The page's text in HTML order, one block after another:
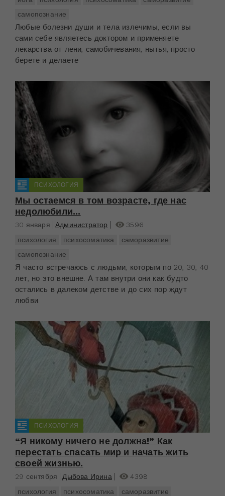
самопознание
Любые болезни души и тела излечимы, если вы
сами себе являетесь доктором и применяете
лекарства от лени, самобичевания, нытья, просто
берете и делаете
ПСИХОЛОГИЯ
Мы остаемся в том возрасте, где нас
недолюбили...
30 января Администратор
3596
психология
психосоматика
саморазвитие
самопознание
Я часто встречаюсь с людьми, которым по 20, 30, 40
лет, но это внешне. А там внутри они как будто
остались в далеком детстве и до сих пор ждут
любви.
ПСИХОЛОГИЯ
“Я никому ничего не должна!” Как
перестать спасать мир и начать жить
своей жизнью.
29 сентября Дыбова Ирина
4398
психология
психосоматика
саморазвитие